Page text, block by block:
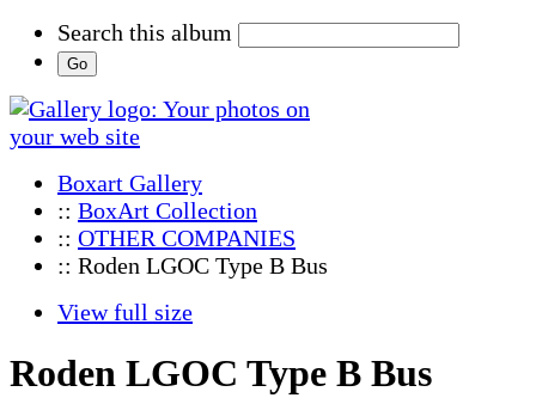
Search this album
Boxart Gallery
:: BoxArt Collection
:: OTHER COMPANIES
:: Roden LGOC Type B Bus
View full size
Roden LGOC Type B Bus